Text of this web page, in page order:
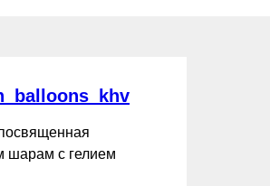
шарам с гелием